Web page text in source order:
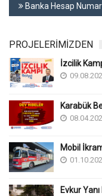
Banka Hesap
PROJELERİMİZDEN
İzcilik
Karabük
Mobil
Evkur